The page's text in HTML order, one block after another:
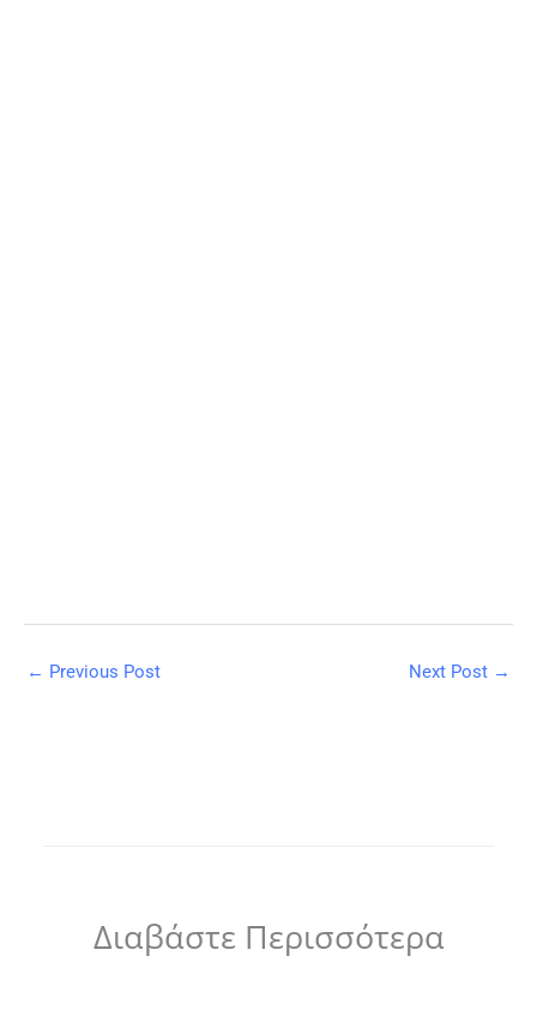
← Previous Post Next Post →
Διαβάστε Περισσότερα